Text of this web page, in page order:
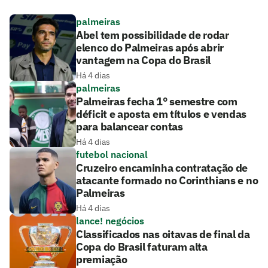
palmeiras
Abel tem possibilidade de rodar
elenco do Palmeiras após abrir
vantagem na Copa do Brasil
Há 4 dias
palmeiras
Palmeiras fecha 1° semestre com
déficit e aposta em títulos e vendas
para balancear contas
Há 4 dias
futebol nacional
Cruzeiro encaminha contratação de
atacante formado no Corinthians e no
Palmeiras
Há 4 dias
lance! negócios
Classificados nas oitavas de final da
Copa do Brasil faturam alta
premiação